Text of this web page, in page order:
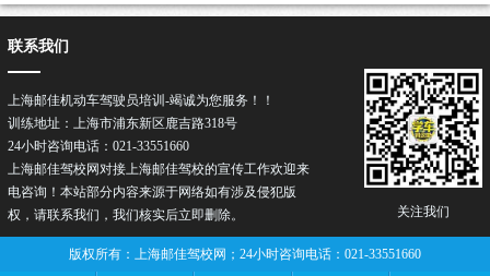
关注我们
联系我们
上海邮佳机动车驾驶员培训-竭诚为您服务！！
训练地址：上海市浦东新区鹿吉路318号
24小时咨询电话：021-33551660
上海邮佳驾校网对接上海邮佳驾校的宣传工作欢迎来
电咨询！本站部分内容来源于网络如有涉及侵犯版
权，请联系我们，我们核实后立即删除。
版权所有：上海邮佳驾校网；24小时咨询电话：021-33551660